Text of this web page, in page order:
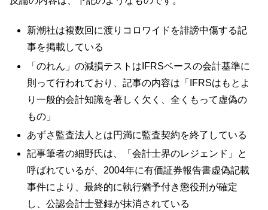
新潮社は複数回に渡りコロワイドを誹謗中傷する記
事を掲載している
「のれん」の減損テストはIFRSベースの会計基準に
則って行われており、記事の内容は「IFRSはもとよ
り一般的会計知識を著しく欠く、全くもって虚偽の
もの」
あずさ監査法人とは円満に監査契約を終了している
記事筆者の細野氏は、「会計士界のレジェンド」と
呼ばれているが、2004年に有価証券報告書虚偽記載
事件により、最終的に執行猶予付き懲役刑が確定
し、公認会計士登録が抹消されている